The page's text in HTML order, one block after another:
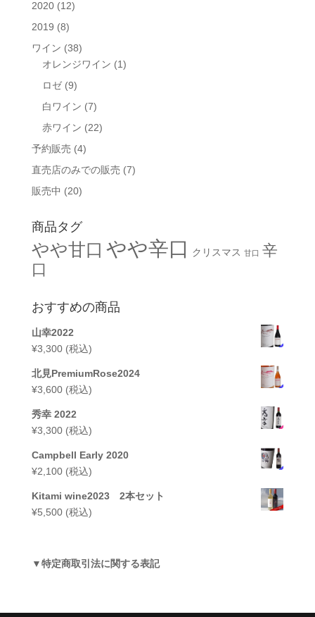
2020 (12)
2019 (8)
ワイン (38)
オレンジワイン (1)
ロゼ (9)
白ワイン (7)
赤ワイン (22)
予約販売 (4)
直売店のみでの販売 (7)
販売中 (20)
商品タグ
やや甘口 やや辛口 クリスマス 甘口 辛
口
おすすめの商品
山幸2022
¥3,300 (税込)
北見PremiumRose2024
¥3,600 (税込)
秀幸 2022
¥3,300 (税込)
Campbell Early 2020
¥2,100 (税込)
Kitami wine2023 2本セット
¥5,500 (税込)
▼特定商取引法に関する表記